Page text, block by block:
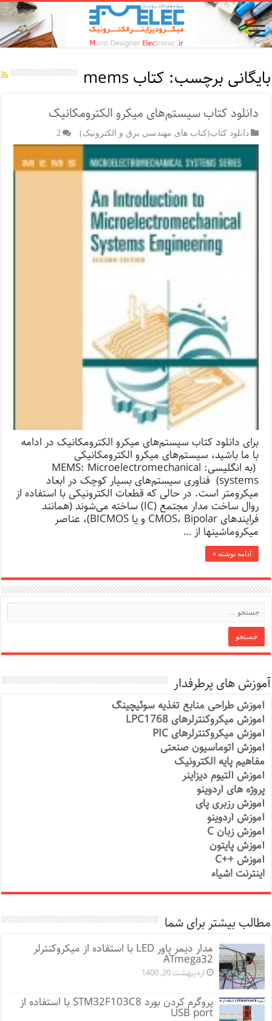
بایگانی برچسب: کتاب mems
دانلود کتاب سیستم‌های میکرو الکترومکانیک
دانلود کتاب(کتاب های مهندسی برق و الکترونیک) 2
برای دانلود کتاب سیستم‌های میکرو الکترومکانیک در ادامه
با ما باشید،‌ سیستم‌های میکرو الکترومکانیکی
(به انگلیسی: MEMS: Microelectromechanical
systems) فناوری سیستم‌های بسیار کوچک در ابعاد
میکرومتر است. در حالی که قطعات الکترونیکی با استفاده از
روال ساخت مدار مجتمع (IC) ساخته می‌شوند (همانند
فرایندهای CMOS، Bipolar و یا BICMOS)، عناصر
میکروماشینها از …
ادامه نوشته »
آموزش های پرطرفدار
آموزش طراحی منابع تغذیه سوئیچینگ
آموزش میکروکنترلرهای LPC1768
آموزش میکروکنترلرهای PIC
آموزش اتوماسیون صنعتی
مفاهیم پایه الکترونیک
آموزش آلتیوم دیزاینر
پروژه های آردوینو
آموزش رزبری پای
آموزش آردوینو
آموزش زبان C
آموزش پایتون
آموزش ++C
اینترنت اشیاء
مطالب بیشتر برای شما
مدار دیمر پاور LED با استفاده از میکروکنترلر
ATmega32
اردیبهشت 20, 1400
پروگرم کردن بورد STM32F103C8 با استفاده از
USB port